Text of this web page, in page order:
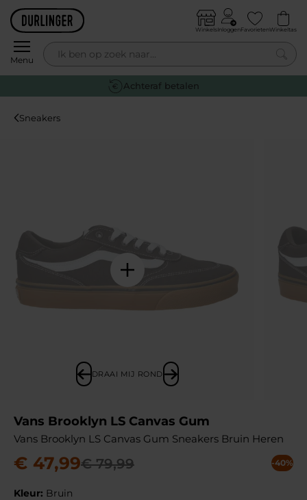
Skip to content
Menu
WinkelsInloggenFavorietenWinkeltas
0
Achteraf betalen
Sneakers
DRAAI MIJ ROND
Vans Brooklyn LS Canvas Gum
Vans Brooklyn LS Canvas Gum Sneakers Bruin Heren
€ 47,99€ 79,99 -40%
Kleur: Bruin